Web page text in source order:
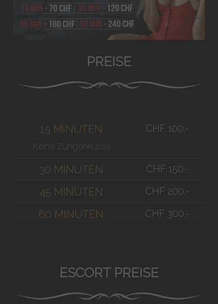
PREISE
15 MINUTEN
Keine Zungenküsse
CHF 100.-
30 MINUTEN CHF 150.-
45 MINUTEN CHF 200.-
60 MINUTEN CHF 300.-
ESCORT PREISE